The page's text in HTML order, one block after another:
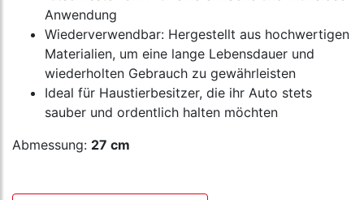
Anwendung
Wiederverwendbar: Hergestellt aus hochwertigen
Materialien, um eine lange Lebensdauer und
wiederholten Gebrauch zu gewährleisten
Ideal für Haustierbesitzer, die ihr Auto stets
sauber und ordentlich halten möchten
Abmessung: 27 cm